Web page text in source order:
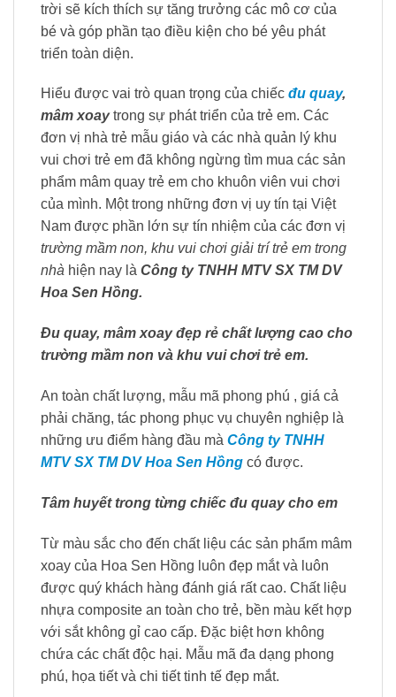
trời sẽ kích thích sự tăng trưởng các mô cơ của
bé và góp phần tạo điều kiện cho bé yêu phát
triển toàn diện.
Hiểu được vai trò quan trọng của chiếc đu quay,
mâm xoay trong sự phát triển của trẻ em. Các
đơn vị nhà trẻ mẫu giáo và các nhà quản lý khu
vui chơi trẻ em đã không ngừng tìm mua các sản
phẩm mâm quay trẻ em cho khuôn viên vui chơi
của mình. Một trong những đơn vị uy tín tại Việt
Nam được phần lớn sự tín nhiệm của các đơn vị
trường mầm non, khu vui chơi giải trí trẻ em trong
nhà hiện nay là Công ty TNHH MTV SX TM DV
Hoa Sen Hồng.
Đu quay, mâm xoay đẹp rẻ chất lượng cao cho
trường mầm non và khu vui chơi trẻ em.
An toàn chất lượng, mẫu mã phong phú , giá cả
phải chăng, tác phong phục vụ chuyên nghiệp là
những ưu điểm hàng đầu mà Công ty TNHH
MTV SX TM DV Hoa Sen Hồng có được.
Tâm huyết trong từng chiếc đu quay cho em
Từ màu sắc cho đến chất liệu các sản phẩm mâm
xoay của Hoa Sen Hồng luôn đẹp mắt và luôn
được quý khách hàng đánh giá rất cao. Chất liệu
nhựa composite an toàn cho trẻ, bền màu kết hợp
với sắt không gỉ cao cấp. Đặc biệt hơn không
chứa các chất độc hại. Mẫu mã đa dạng phong
phú, họa tiết và chi tiết tinh tế đẹp mắt.